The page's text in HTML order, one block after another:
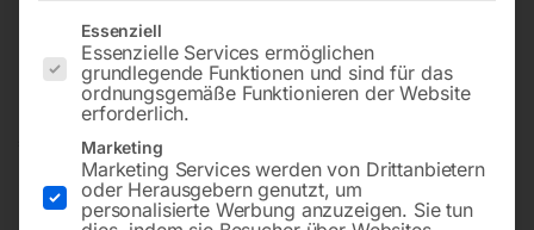
3,2×350 mm (ca. 141 Stk./ 4,5 kg. Pkg)
72,00
inkl. MwSt. zzgl.Versandkosten
Lieferzeit:ca. 2 - 3 Tage
Es folgt eine Liste der Service-Gruppen, für die eine
Essenziell
Essenzielle Services ermöglichen
grundlegende Funktionen und sind für das
ordnungsgemäße Funktionieren der Website
erforderlich.
Marketing
Marketing Services werden von Drittanbietern
oder Herausgebern genutzt, um
personalisierte Werbung anzuzeigen. Sie tun